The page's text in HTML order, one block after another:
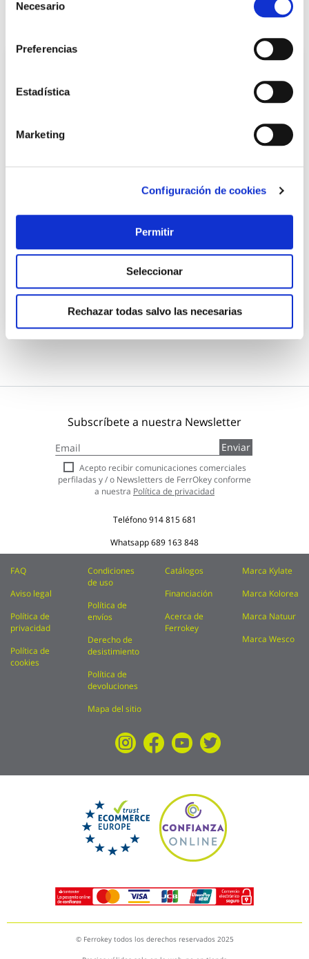
Necesario
Preferencias
Estadística
Marketing
Configuración de cookies
Permitir
Seleccionar
Rechazar todas salvo las necesarias
5,00 €
Añadir al carrito
Subscríbete a nuestra Newsletter
a
nuestro
boletín
de
Enviar
Acepto recibir comunicaciones comerciales
perfiladas y / o Newsletters de FerrOkey conforme
a nuestra Política de privacidad
Teléfono914 815 681
Whatsapp689 163 848
FAQ
Aviso legal
Política de
privacidad
Política de
cookies
Condiciones
de uso
Política de
envíos
Derecho de
desistimiento
Política de
devoluciones
Mapa del sitio
Catálogos
Financiación
Acerca de
Ferrokey
Marca Kylate
Marca Kolorea
Marca Natuur
Marca Wesco
© Ferrokey todos los derechos reservados 2025